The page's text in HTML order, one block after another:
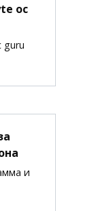
oc
guru
и